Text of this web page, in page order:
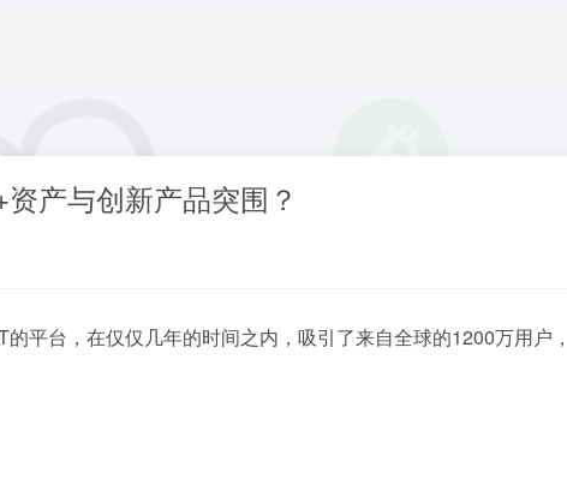
产与创新产品突围？
平台，在仅仅几年的时间之内，吸引了来自全球的1200万用户